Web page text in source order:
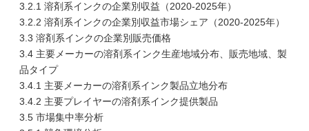
3.2.1 溶剤系インクの企業別収益（2020-2025年）
3.2.2 溶剤系インクの企業別収益市場シェア（2020-2025年）
3.3 溶剤系インクの企業別販売価格
3.4 主要メーカーの溶剤系インク生産地域分布、販売地域、製
品タイプ
3.4.1 主要メーカーの溶剤系インク製品立地分布
3.4.2 主要プレイヤーの溶剤系インク提供製品
3.5 市場集中率分析